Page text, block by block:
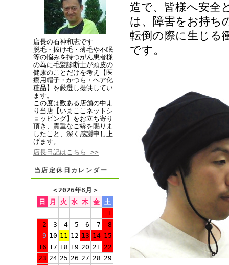
店長の石神和志です
脱毛・抜け毛・薄毛や不眠
等の悩みを持つがん患者様
の為に毛髪診断士が頭皮の
健康のことだけを考え【医
療用帽子・かつら・ヘア化
粧品】を厳選し提供してい
ます。
この度は数ある店舗の中よ
り当店【いまここネットシ
ョッピング】をお立ち寄り
頂き、貴重なご縁を賜りま
したこと、深く感謝申し上
げます。
店長日記はこちら >>
当店定休日カレンダー
＜2026年8月 ＞
日
月 火 水 木 金
土
1
2
3 4 5 6 7
8
9 10 11 12 13 14 15
16 17 18 19 20 21 22
23 24 25 26 27 28 29
造で、皆様へ安全
は、障害をお持ち
転倒の際に生じる
です。